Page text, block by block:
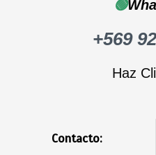
🟢
+569
Haz
Contacto: